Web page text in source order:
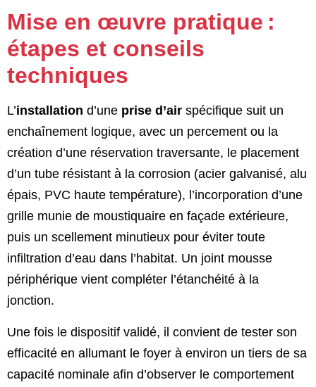
Mise en œuvre pratique :
étapes et conseils
techniques
L’installation d’une prise d’air spécifique suit un
enchaînement logique, avec un percement ou la
création d’une réservation traversante, le placement
d’un tube résistant à la corrosion (acier galvanisé, alu
épais, PVC haute température), l’incorporation d’une
grille munie de moustiquaire en façade extérieure,
puis un scellement minutieux pour éviter toute
infiltration d’eau dans l’habitat. Un joint mousse
périphérique vient compléter l’étanchéité à la
jonction.
Une fois le dispositif validé, il convient de tester son
efficacité en allumant le foyer à environ un tiers de sa
capacité nominale afin d’observer le comportement